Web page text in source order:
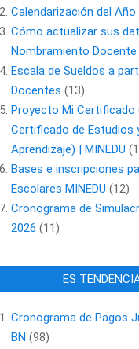
Calendarización del Año
Cómo actualizar sus
Nombramiento Docente
Escala de Sueldos a
Docentes (13)
Proyecto Mi
Certificado de Estudios
Aprendizaje) | MINEDU
Bases e inscripciones
Escolares MINEDU (12)
Cronograma de
2026 (11)
ES
Cronograma de Pagos
BN (98)